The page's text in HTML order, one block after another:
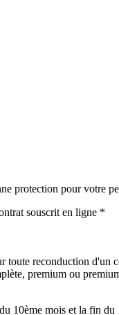
protection pour votre
souscrit en ligne *
reconduction
premium ou
10ème mois et la fin